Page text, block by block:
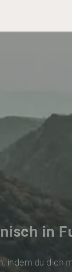
in
indem du dich